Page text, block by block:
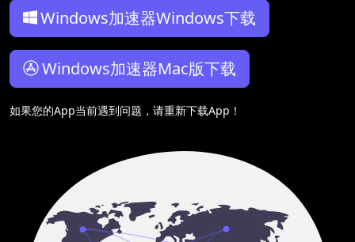
Windows加速器Windows下载
Windows加速器Mac版下载
如果您的App当前遇到问题，请重新下载App！